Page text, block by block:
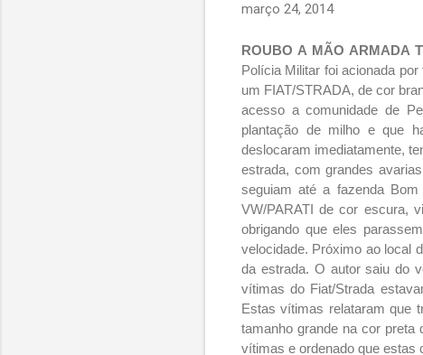
março 24, 2014
ROUBO A MÃO ARMADA
Polícia Militar foi acionada
um FIAT/STRADA, de cor
acesso a comunidade de
plantação de milho e que
deslocaram imediatamente,
estrada, com grandes
seguiam até a fazenda
VW/PARATI de cor escura,
obrigando que eles
velocidade. Próximo ao local
da estrada. O autor saiu do
vítimas do Fiat/Strada
Estas vítimas relataram que
tamanho grande na cor preta
vítimas e ordenado que estas